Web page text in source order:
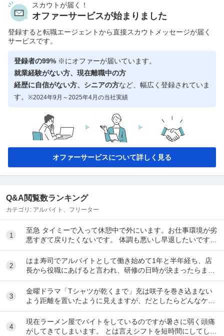
スカウトが届く！
オファーサービスが始まりました
登録すると転職エージェントから直接スカウトメッセージが届く
サービスです。
登録者の99% ※にオファーが届いています。
就業経験がない方、現在離職中の方
経歴に自信がない方、シニアの方など、幅広く登録されていま
す。 ※2024年9月～2025年4月の当社実績
オファーサービスについて詳しく見る
Q&A閲覧数ランキング
カテゴリ: アルバイト、フリーター
1
至急 タイミーで入って休憩中で外にいます。お仕事環境が劣
悪すぎて戻りたくないです。 体調も悪いし早退したいです。
電話したのですが通話中で一生繋がらなくて...
2
はま寿司でアルバイトとして働き始めて1年と半年経ち、店
長から役職にあげると言われ、研修の日時が決まったらまた
伝えると言われて1ヶ月が経ちました。 自分は心...
3
金曜ドラマ「Tシャツが乾くまで」充は咲子を巻き込まない
よう距離を置いたように見えますが、だとしたらどんなケー
スが考えられますか？ ①大恩人を一人で養わな...
4
現在ラーメン屋でバイトをしているのですが暑さに弱く頭痛
がしてきてしまいます。 とは言えシフトを短時間にしてしま